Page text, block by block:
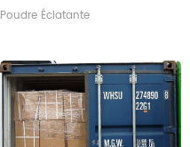
Poudre Éclatante